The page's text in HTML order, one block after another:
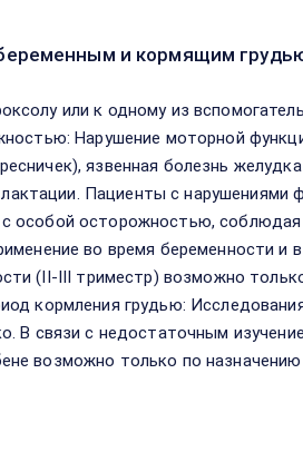
и кормящим
или к одному из
Нарушение моторной
язвенная болезнь
Пациенты с нарушениями
особой осторожностью,
во время беременности и
(II-III триместр) возможно
кормления грудью:
В связи с недостаточным
возможно только по